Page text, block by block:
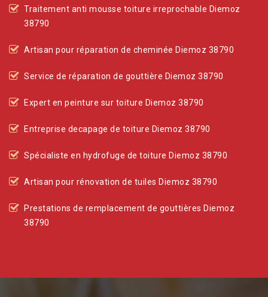
Traitement anti mousse toiture irreprochable Diemoz
38790
Artisan pour réparation de cheminée Diemoz 38790
Service de réparation de gouttière Diemoz 38790
Expert en peinture sur toiture Diemoz 38790
Entreprise decapage de toiture Diemoz 38790
Spécialiste en hydrofuge de toiture Diemoz 38790
Artisan pour rénovation de tuiles Diemoz 38790
Prestations de remplacement de gouttières Diemoz
38790